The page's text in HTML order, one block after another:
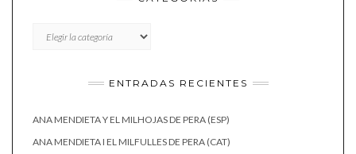
ENTRADAS RECIENTES
ANA MENDIETA Y EL MILHOJAS DE PERA (ESP)
ANA MENDIETA I EL MILFULLES DE PERA (CAT)